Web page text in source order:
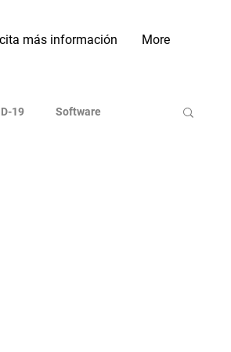
más información More
19 Software